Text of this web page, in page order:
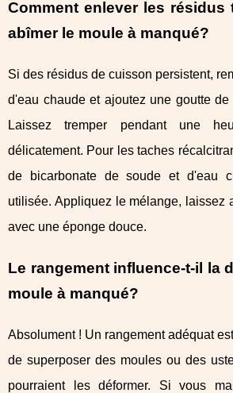
Comment enlever les résidus
abîmer le moule à manqué?
Si des résidus de cuisson persistent,
d'eau chaude et ajoutez une goutte
Laissez tremper pendant une
délicatement. Pour les taches
de bicarbonate de soude et d'eau
utilisée. Appliquez le mélange, laissez
avec une éponge douce.
Le rangement influence-t-il la
moule à manqué?
Absolument ! Un rangement adéquat
de superposer des moules ou des
pourraient les déformer. Si vous